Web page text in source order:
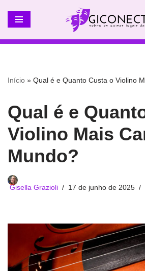
Pular
para
Início » Qual é e Quanto Custa o Violino
Qual é e
Violino Mais
Mundo?
Gisella Grazioli 17 de junho de 2025